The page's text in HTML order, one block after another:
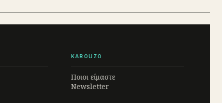
KAROUZO
Ποιοι είμαστε
Newsletter